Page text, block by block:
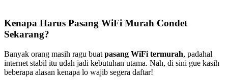
Kenapa Harus Pasang WiFi Murah Condet
Sekarang?
Banyak orang masih ragu buat pasang WiFi termurah, padahal
internet stabil itu udah jadi kebutuhan utama. Nah, di sini gue kasih
beberapa alasan kenapa lo wajib segera daftar!